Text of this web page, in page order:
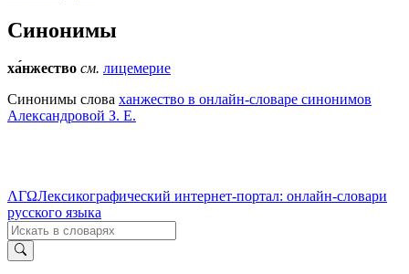
Синонимы
ха́нжество см. лицемерие
Синонимы слова ханжество в онлайн-словаре синонимов
Александровой З. Е.
ΛΓΩЛексикографический интернет-портал: онлайн-словари
русского языка